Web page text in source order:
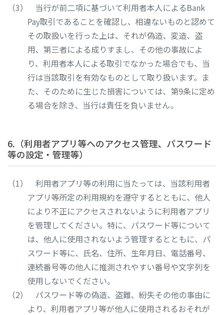
当行が前二項に基づいて利用者本人によるBank
Pay取引であることを確認し、相違ないものと認めて
その取扱いを行った上は、それが偽造、変造、盗
用、第三者による成りすまし、その他の事故によ
り、利用者本人による取引でなかった場合でも、当
行は当該取引を有効なものとして取り扱います。ま
た、そのために生じた損害については、第9条に定め
る場合を除き、当行は責任を負いません。
6.（利用者アプリ等へのアクセス管理、パスワード
等の設定・管理等）
利用者アプリ等の利用に当たっては、当該利用者
アプリ等所定の利用規約を遵守するとともに、他人
により不正にアクセスされないように利用者アプリ
を管理してください。特に、パスワード等について
は、他人に使用されないよう管理するとともに、パ
スワード等に、氏名、住所、生年月日、電話番号、
連続番号等の他人に推測されやすい番号や文字列を
使用しないでください。
パスワード等の偽造、盗難、紛失その他の事由に
より、利用者アプリ等が他人に使用されるおそれが